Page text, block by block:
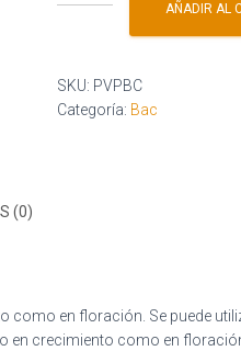
AÑADIR AL
SKU: PVPBC
Categoría: Bac
(0)
como en floración. Se puede
en crecimiento como en